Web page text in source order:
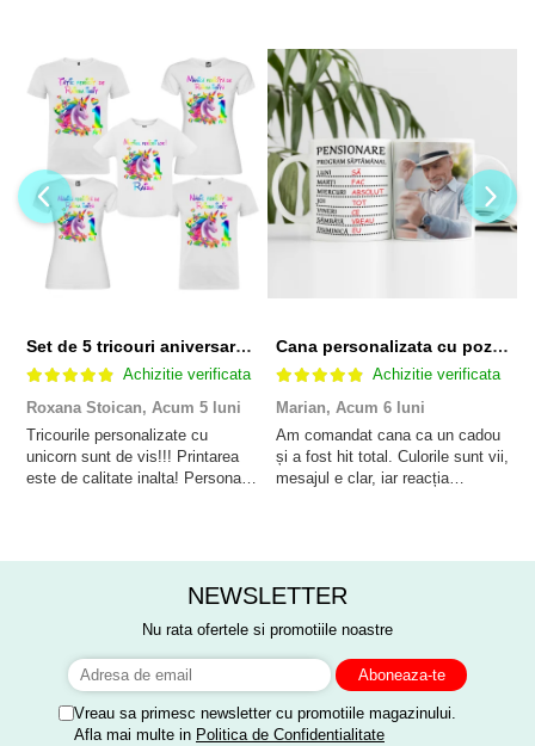
Set de 5 tricouri aniversare pentru nasi, parinti si copil, personalizate cu nume, varsta si mesaj "Motivul fericirii lor" model Unicorn
Achizitie verificata
Roxana Stoican, Acum 5 luni
Tricourile personalizate cu
unicorn sunt de vis!!! Printarea
este de calitate inalta! Personalul
anisor!
Cana personalizata cu poza si model Pensionare
Achizitie verificata
Marian, Acum 6 luni
Am comandat cana ca un cadou
și a fost hit total. Culorile sunt vii,
mesajul e clar, iar reacția
NEWSLETTER
Nu rata ofertele si promotiile noastre
Vreau sa primesc newsletter cu promotiile magazinului.
Afla mai multe in Politica de Confidentialitate